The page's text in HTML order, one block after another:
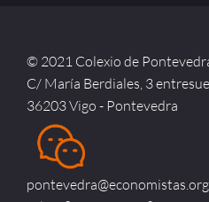
© 2021 Colexio de
C/ María Berdiales, 3
36203 Vigo - Pontevedra
pontevedra@economistas.org